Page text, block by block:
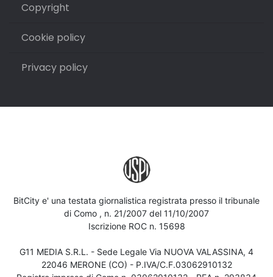
Copyright
Cookie policy
Privacy policy
BitCity e' una testata giornalistica registrata presso il tribunale
di Como , n. 21/2007 del 11/10/2007
Iscrizione ROC n. 15698
G11 MEDIA S.R.L. - Sede Legale Via NUOVA VALASSINA, 4
22046 MERONE (CO) - P.IVA/C.F.03062910132